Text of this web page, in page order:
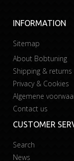
INFORMATION
Sitemap
About Bobtuning
Shipping & returns
Privacy & Cookies
Algemene
Contact us
CUSTOMER
Search
News